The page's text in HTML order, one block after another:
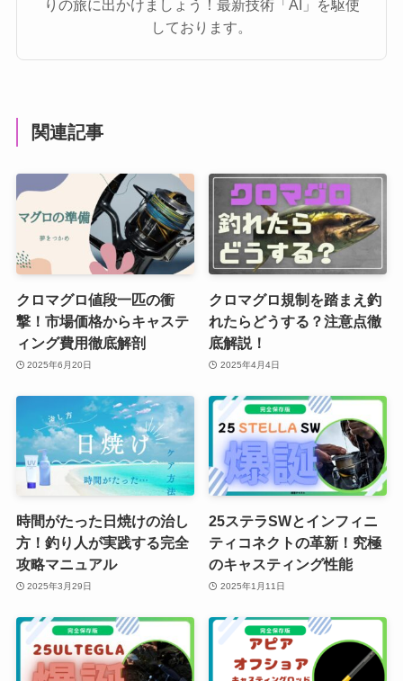
りの旅に出かけましょう！最新技術「AI」を駆使
しております。
関連記事
クロマグロ値段一匹の衝
撃！市場価格からキャステ
ィング費用徹底解剖
2025年6月20日
クロマグロ規制を踏まえ釣
れたらどうする？注意点徹
底解説！
2025年4月4日
時間がたった日焼けの治し
方！釣り人が実践する完全
攻略マニュアル
2025年3月29日
25ステラSWとインフィニ
ティコネクトの革新！究極
のキャスティング性能
2025年1月11日